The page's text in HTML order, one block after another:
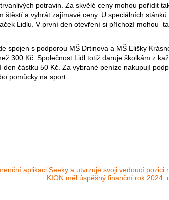
potravin. Za skvělé ceny mohou pořídit
štěstí a vyhrát zajímavé ceny. U speciálních
Lidlu. V první den otevření si příchozí mohou
spojen s podporou MŠ Drtinova a MŠ Elišky
300 Kč. Společnost Lidl totiž daruje školkám z
den částku 50 Kč. Za vybrané peníze nakupují
pomůcky na sport.
aplikaci Seeky a utvrzuje svoji vedoucí pozici
KION měl úspěšný finanční rok